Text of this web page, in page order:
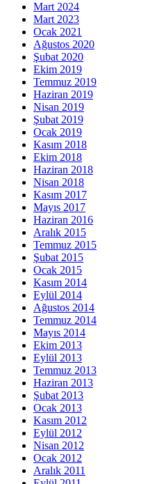
Mart 2024
Mart 2023
Ocak 2021
Ağustos 2020
Şubat 2020
Ekim 2019
Temmuz 2019
Haziran 2019
Nisan 2019
Şubat 2019
Ocak 2019
Kasım 2018
Ekim 2018
Haziran 2018
Nisan 2018
Kasım 2017
Mayıs 2017
Haziran 2016
Aralık 2015
Temmuz 2015
Şubat 2015
Ocak 2015
Kasım 2014
Eylül 2014
Ağustos 2014
Temmuz 2014
Mayıs 2014
Ekim 2013
Eylül 2013
Temmuz 2013
Haziran 2013
Şubat 2013
Ocak 2013
Kasım 2012
Eylül 2012
Nisan 2012
Ocak 2012
Aralık 2011